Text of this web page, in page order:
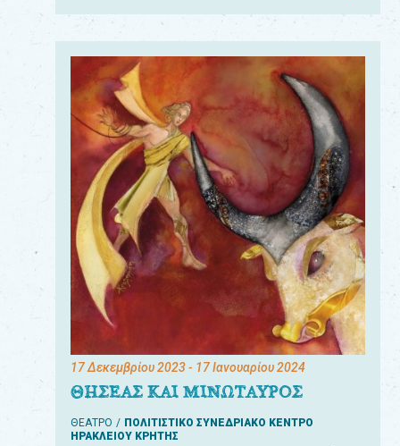
17 Δεκεμβρίου 2023- 17 Ιανουαρίου 2024
ΘΗΣΕΑΣ ΚΑΙ ΜΙΝΩΤΑΥΡΟΣ
ΘΕΑΤΡΟ
ΠΟΛΙΤΙΣΤΙΚΟ ΣΥΝΕΔΡΙΑΚΟ ΚΕΝΤΡΟ
ΗΡΑΚΛΕΙΟΥ ΚΡΗΤΗΣ